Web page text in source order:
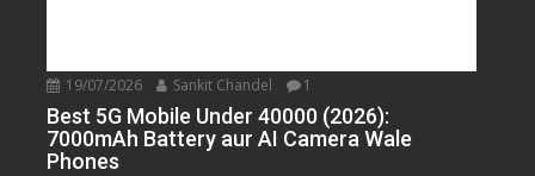
19/07/2026 Sankit Chandel 1
Best 5G Mobile Under 40000 (2026):
7000mAh Battery aur AI Camera Wale
Phones